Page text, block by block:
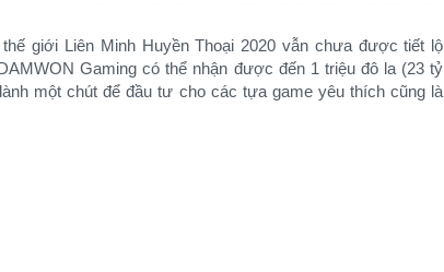
giới Liên Minh Huyền Thoại 2020 vẫn chưa được tiết lộ
Gaming có thể nhận được đến 1 triệu đô la (23 tỷ
một chút để đầu tư cho các tựa game yêu thích cũng là